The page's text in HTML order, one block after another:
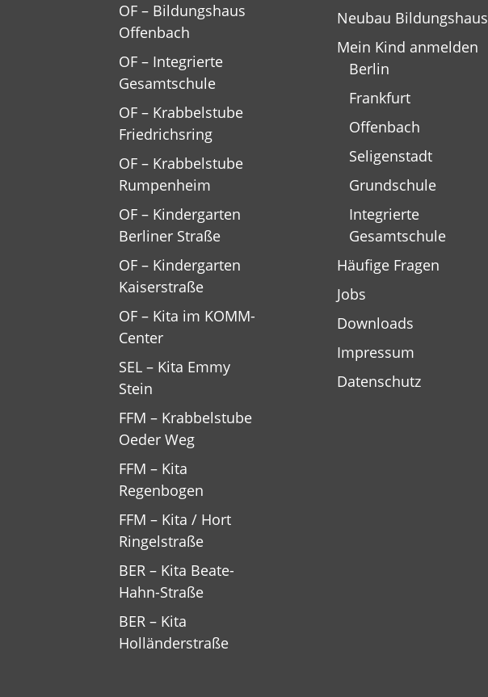
OF – Bildungshaus
Offenbach
OF – Integrierte
Gesamtschule
OF – Krabbelstube
Friedrichsring
OF – Krabbelstube
Rumpenheim
OF – Kindergarten
Berliner Straße
OF – Kindergarten
Kaiserstraße
OF – Kita im KOMM-
Center
SEL – Kita Emmy
Stein
FFM – Krabbelstube
Oeder Weg
FFM – Kita
Regenbogen
FFM – Kita / Hort
Ringelstraße
BER – Kita Beate-
Hahn-Straße
BER – Kita
Holländerstraße
Neubau Bildungshaus
Mein Kind anmelden
Berlin
Frankfurt
Offenbach
Seligenstadt
Grundschule
Integrierte
Gesamtschule
Häufige Fragen
Jobs
Downloads
Impressum
Datenschutz